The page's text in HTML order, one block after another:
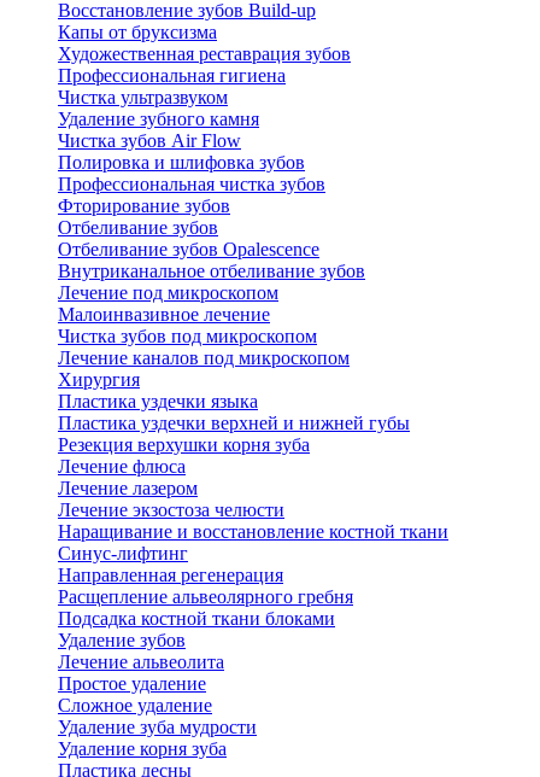
Восстановление зубов Build-up
Капы от бруксизма
Художественная реставрация зубов
Профессиональная гигиена
Чистка ультразвуком
Удаление зубного камня
Чистка зубов Air Flow
Полировка и шлифовка зубов
Профессиональная чистка зубов
Фторирование зубов
Отбеливание зубов
Отбеливание зубов Opalescence
Внутриканальное отбеливание зубов
Лечение под микроскопом
Малоинвазивное лечение
Чистка зубов под микроскопом
Лечение каналов под микроскопом
Хирургия
Пластика уздечки языка
Пластика уздечки верхней и нижней губы
Резекция верхушки корня зуба
Лечение флюса
Лечение лазером
Лечение экзостоза челюсти
Наращивание и восстановление костной ткани
Синус-лифтинг
Направленная регенерация
Расщепление альвеолярного гребня
Подсадка костной ткани блоками
Удаление зубов
Лечение альвеолита
Простое удаление
Сложное удаление
Удаление зуба мудрости
Удаление корня зуба
Пластика десны